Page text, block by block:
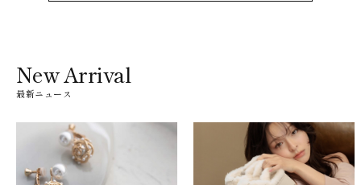
New Arrival
最新ニュース